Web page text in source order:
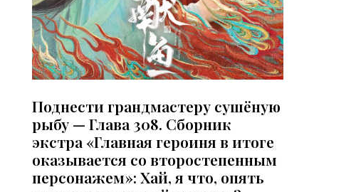
Поднести грандмастеру сушёную
рыбу — Глава 308. Сборник
экстра «Главная героиня в итоге
оказывается со второстепенным
персонажем»: Хай, я что, опять